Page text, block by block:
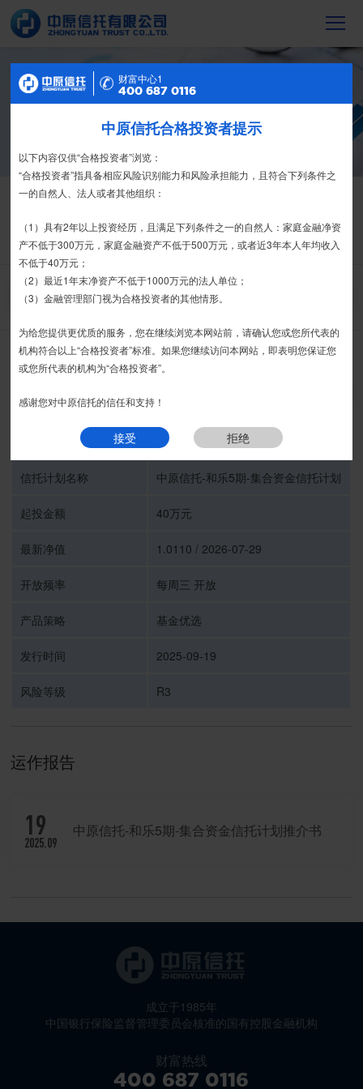
信托产品
产16088亿元，按时足额交付到期信托财
信托产品
热销产品
栏目首页 热销产品 运营产品 净值产品 信息披露
精英理财俱乐部
家族信托 财富网点 客户反馈 征信异议申请
中原信托-和乐5期-集合资金信托计划
中原信托有限公司
信托计划名称 中原信托-和乐5期-集合资金信托计划
起投金额 40万元
最新净值 1.0110 / 2026-07-29
开放频率 每周三 开放
产品策略 基金优选
发行时间 2025-09-19
风险等级 R3
运作报告
19
2025.09
中原信托-和乐5期-集合资金信托计划推介书
成立于1985年
中国银行保险监督管理委员会核准的国有控股金融机构
财富热线
400 687 0116
财富中心2
400 687 0116
特别提示
尊敬的投资者：
合格投资者认证、风险测评、录音录像及电子合同签署应由投资者本人
亲自操作完成，不得由他人代办。
我司信托产品账户均以我司名义开立，所有认购信托产品的资金应根据
信托合同约定转入我司信托产品的银行专用账户。投资者认购我司信托产品
时，请注意不要向任何非我司账户转账、支付现金。
如有疑问，请联系您的专属客户经理或咨询我司客服电话400-
接受 拒绝
财富中心1
400 687 0116
中原信托合格投资者提示
以下内容仅供“合格投资者”浏览：
“合格投资者”指具备相应风险识别能力和风险承担能力，且符合下列条件之
一的自然人、法人或者其他组织：
（1）具有2年以上投资经历，且满足下列条件之一的自然人：家庭金融净资
产不低于300万元，家庭金融资产不低于500万元，或者近3年本人年均收入
不低于40万元；
（2）最近1年末净资产不低于1000万元的法人单位；
（3）金融管理部门视为合格投资者的其他情形。
为给您提供更优质的服务，您在继续浏览本网站前，请确认您或您所代表的
机构符合以上“合格投资者”标准。如果您继续访问本网站，即表明您保证您
或您所代表的机构为“合格投资者”。
感谢您对中原信托的信任和支持！
接受 拒绝